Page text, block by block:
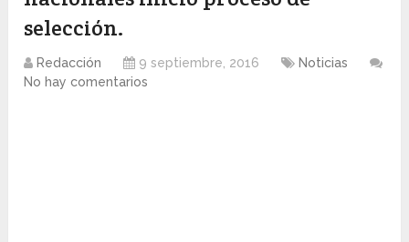
selección.
Redacción 9 septiembre, 2016
Noticias
No hay comentarios